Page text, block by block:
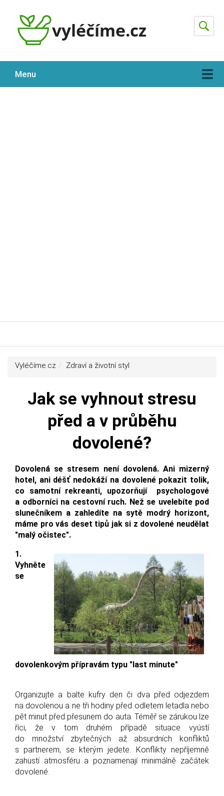
Hledat
Menu
Vyléčíme.cz Zdraví a životní styl
Jak se vyhnout stresu
před a v průběhu
dovolené?
Dovolená se stresem není dovolená. Ani mizerný
hotel, ani déšť nedokáží na dovolené pokazit tolik,
co samotní rekreanti, upozorňují psychologové
a odborníci na cestovní ruch. Než se uvelebíte pod
slunečníkem a zahledíte na sytě modrý horizont,
máme pro vás deset tipů jak si z dovolené neudělat
"malý očistec".
1.
Vyhněte
se
dovolenkovým přípravám typu "last minute"
Organizujte a balte kufry den či dva před odjezdem
na dovolenou a ne tři hodiny před odletem letadla nebo
pět minut před přesunem do auta. Téměř se zárukou lze
říci, že v tom druhém případě situace vyústí
do množství zbytečných až absurdních konfliktů
s partnerem, se kterým jedete. Konflikty nepříjemně
zahustí atmosféru a poznamenají minimálně začátek
dovolené.